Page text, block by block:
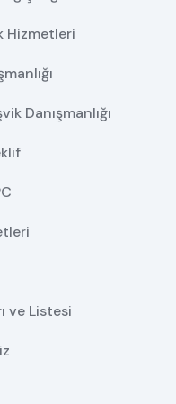
Hizmetleri
Danışmanlığı
ve Listesi